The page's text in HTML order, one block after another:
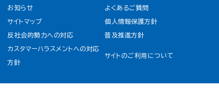
お知らせ よくあるご質問
サイトマップ 個人情報保護方針
反社会的勢力への対応 普及推進方針
カスタマーハラスメントへの対応
方針
サイトのご利用について